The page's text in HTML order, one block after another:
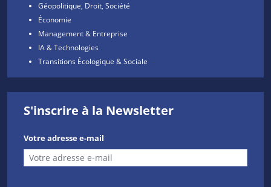
Géopolitique, Droit, Société
Économie
Management & Entreprise
IA & Technologies
Transitions Écologique & Sociale
S'inscrire à la Newsletter
Votre adresse e-mail